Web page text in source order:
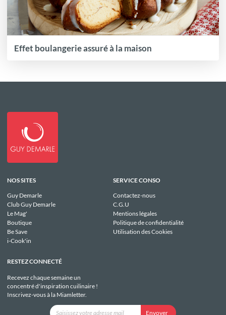
Effet boulangerie assuré à la maison
NOS SITES
Guy Demarle
Club Guy Demarle
Le Mag'
Boutique
Be Save
i-Cook'in
SERVICE CONSO
Contactez-nous
C.G.U
Mentions légales
Politique de confidentialité
Utilisation des Cookies
RESTEZ CONNECTÉ
Recevez chaque semaine un
concentré d'inspiration cuilinaire !
Inscrivez-vous à la Miamletter.